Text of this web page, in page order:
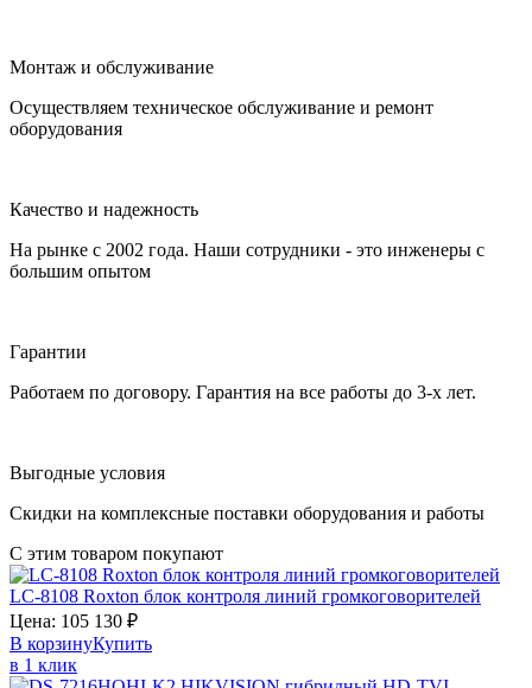
Монтаж и обслуживание
Осуществляем техническое обслуживание и ремонт
оборудования
Качество и надежность
На рынке с 2002 года. Наши сотрудники - это инженеры с
большим опытом
Гарантии
Работаем по договору. Гарантия на все работы до 3-х лет.
Выгодные условия
Скидки на комплексные поставки оборудования и работы
С этим товаром покупают
LC-8108 Roxton блок контроля линий громкоговорителей
Цена: 105 130 ₽
В корзинуКупить
в 1 клик